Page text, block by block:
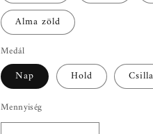
Alma zöld
Medál
Nap Hold
Mennyiség